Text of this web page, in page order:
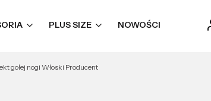
PLUS SIZE NOWOŚCI
gołej nogi Włoski Producent